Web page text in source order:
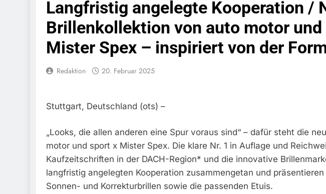
Schwarzarbeit Führen Zu Rechtskräftiger
6. August 2026
Bundespolizeidirektion München:
Bundespolizei Vollstreckt Europäischen
6. August 2026
Bundespolizeidirektion München:
Bundespolizeidirektion München:
Bundespolizeidirektion München:
5. August 2026
FW-M: Brand In Stillgelegtem
5. August 2026
HZA-R: Zoll Deckt Auf: Mehr Als 17.000
Zur Sicherstellung Unversteuerter
4. August 2026
Langfristig angelegte Kooperation /
Brillenkollektion von auto motor und
Mister Spex – inspiriert von der
Redaktion 20. Februar 2025
Stuttgart, Deutschland (ots) –
„Looks, die allen anderen eine Spur voraus sind“ – dafür steht die
motor und sport x Mister Spex. Die klare Nr. 1 in Auflage und
Kaufzeitschriften in der DACH-Region* und die innovative
langfristig angelegten Kooperation zusammengetan und
Sonnen- und Korrekturbrillen sowie die passenden Etuis.